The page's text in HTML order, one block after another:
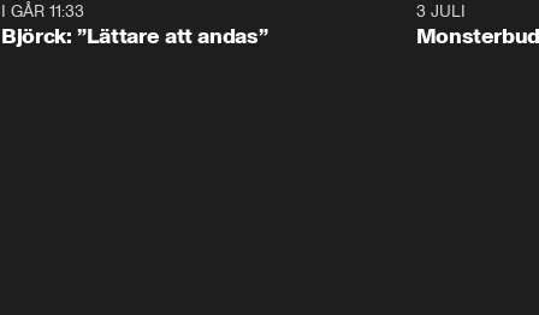
I GÅR 11:33
Björck: ”Lättare att andas”
3 JULI